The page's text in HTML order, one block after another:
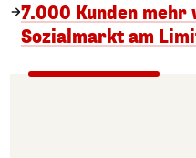
7.000 Kunden mehr
Sozialmarkt am